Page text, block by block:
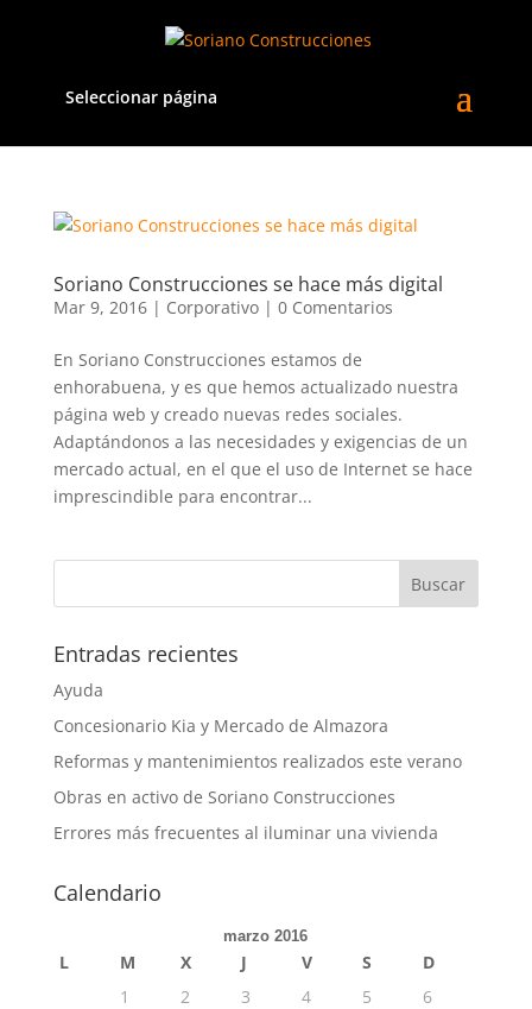
Seleccionar página
Soriano Construcciones se hace más digital
Mar 9, 2016| Corporativo| 0 Comentarios
En Soriano Construcciones estamos de
enhorabuena, y es que hemos actualizado nuestra
página web y creado nuevas redes sociales.
Adaptándonos a las necesidades y exigencias de un
mercado actual, en el que el uso de Internet se hace
imprescindible para encontrar...
Entradas recientes
Ayuda
Concesionario Kia y Mercado de Almazora
Reformas y mantenimientos realizados este verano
Obras en activo de Soriano Construcciones
Errores más frecuentes al iluminar una vivienda
Calendario
marzo 2016
L M X J V S
D
1
2 3 4 5
6